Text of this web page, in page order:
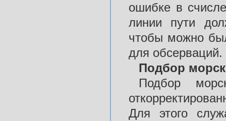
ошибке в
линии пути
чтобы можно
для обсерваций.
Подбор
Подбор
Для этого